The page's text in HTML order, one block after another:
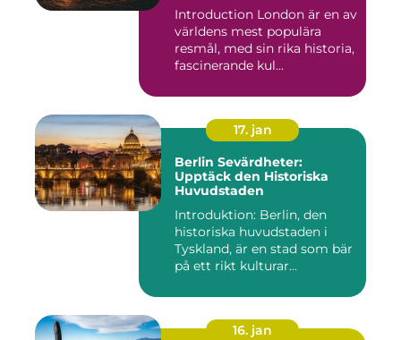
Introduction London är en av
världens mest populära
resmål, med sin rika historia,
fascinerande kul...
17. jan
Berlin Sevärdheter:
Upptäck den Historiska
Huvudstaden
Introduktion: Berlin, den
historiska huvudstaden i
Tyskland, är en stad som bär
på ett rikt kulturar...
16. jan